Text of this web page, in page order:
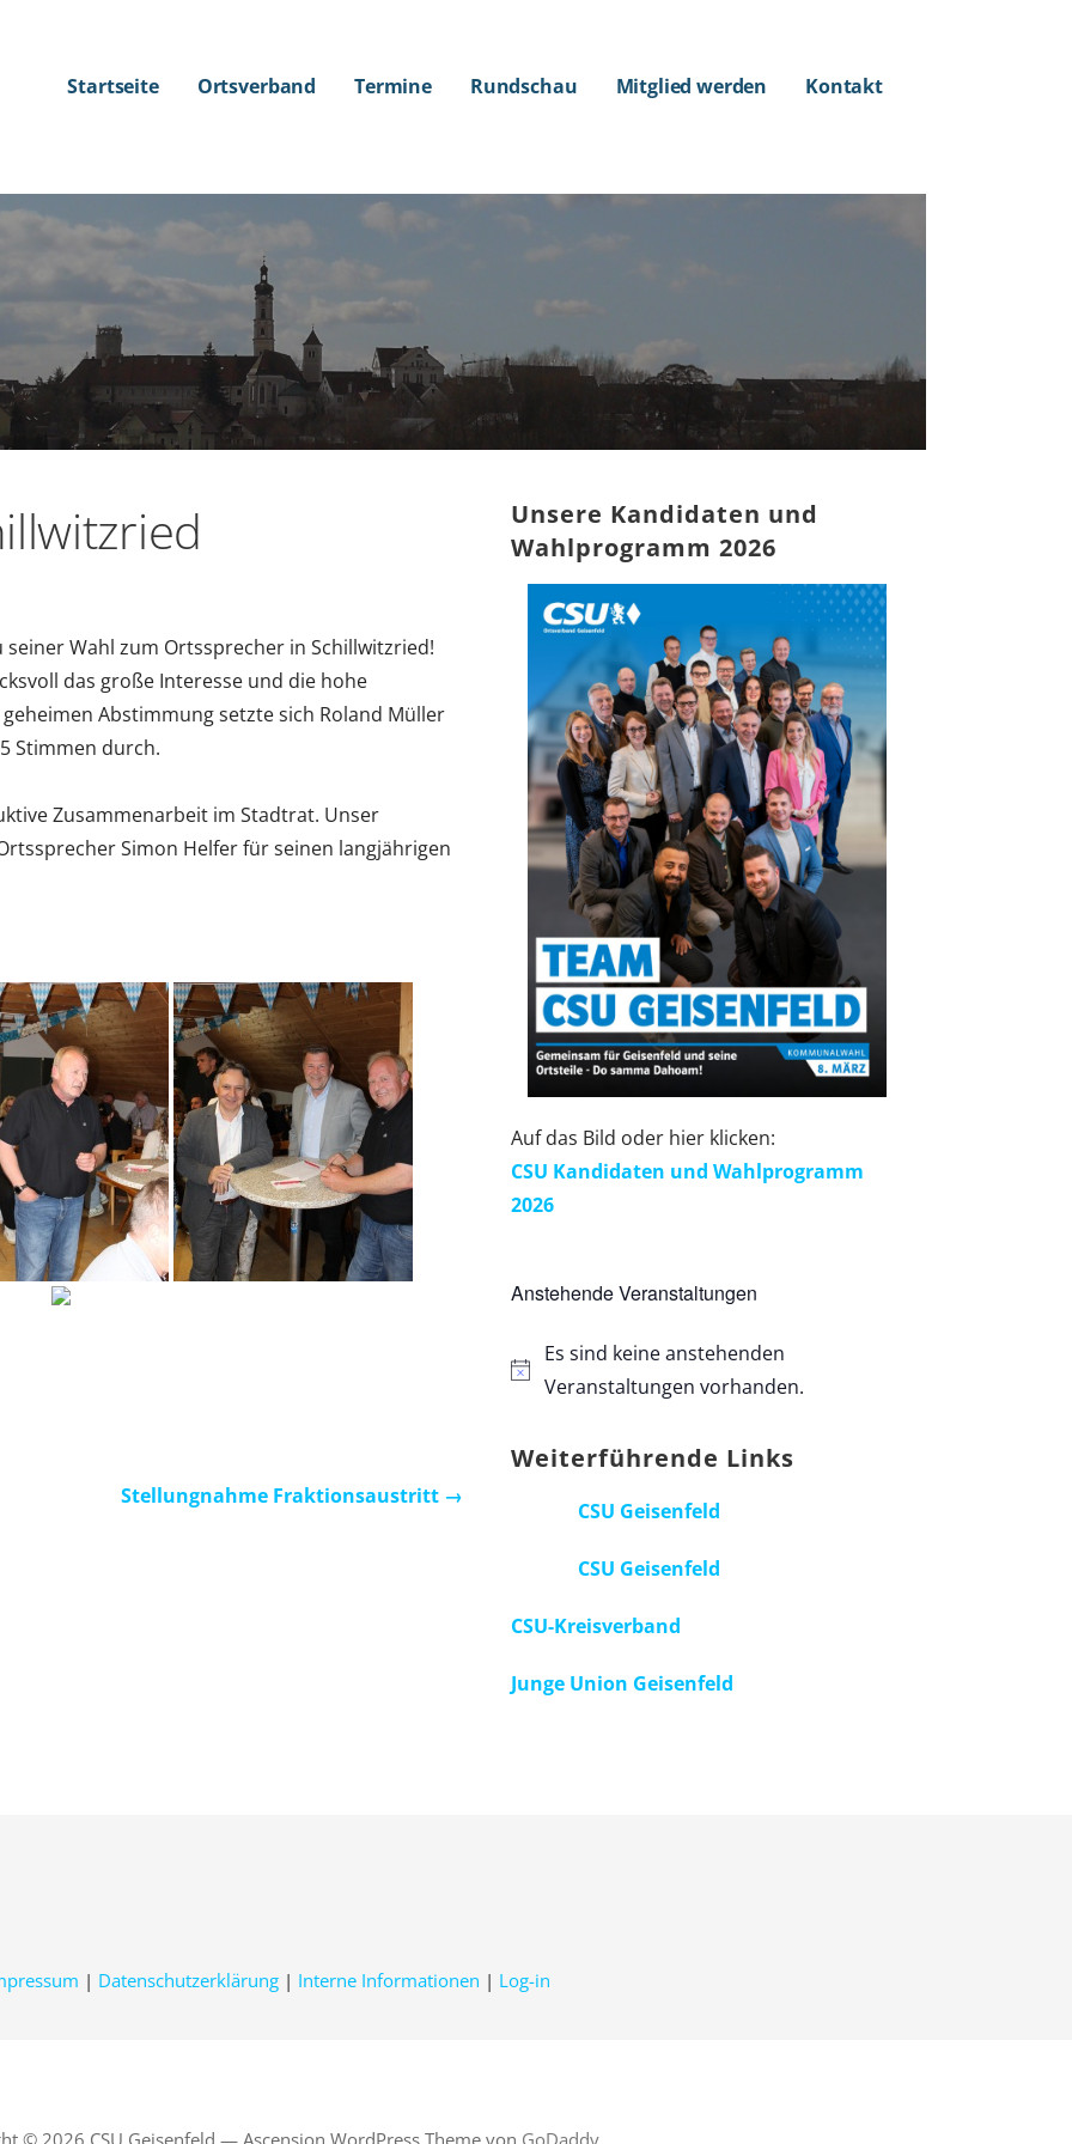
Startseite Ortsverband Termine Rundschau Mitglied werden Kontakt
Wahl zum Ortssprecher in Schillwitzried!
das große Interesse und die hohe
Abstimmung setzte sich Roland Müller
Stimmen durch.
Zusammenarbeit im Stadtrat. Unser
Simon Helfer für seinen langjährigen
Stellungnahme Fraktionsaustritt →
Unsere Kandidaten und
Wahlprogramm 2026
Auf das Bild oder hier klicken:
CSU Kandidaten und Wahlprogramm
2026
Anstehende Veranstaltungen
Es sind keine anstehenden
Veranstaltungen vorhanden.
Weiterführende Links
CSU Geisenfeld
CSU Geisenfeld
CSU-Kreisverband
Junge Union Geisenfeld
| Datenschutzerklärung | Interne Informationen | Log-in